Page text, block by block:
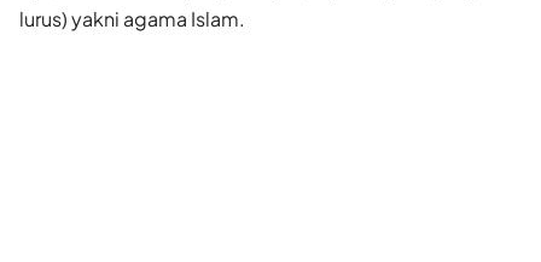
lurus) yakni agama Islam.